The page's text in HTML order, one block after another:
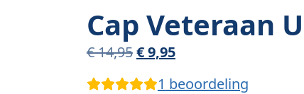
Cap Veteraan
€14,95€9,95
1 beoordeling